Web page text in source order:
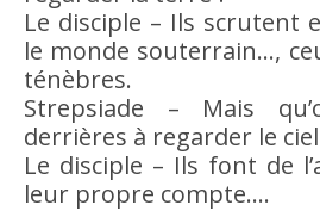
Le disciple – Ils scrutent
le monde souterrain…,
ténèbres.
Strepsiade – Mais
derrières à regarder le ciel
Le disciple – Ils font de
leur propre compte….